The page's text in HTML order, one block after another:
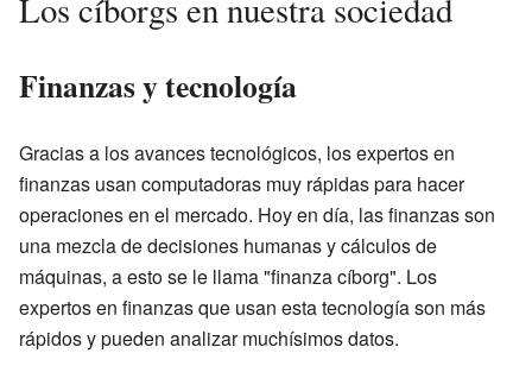
Los cíborgs en nuestra sociedad
Finanzas y tecnología
Gracias a los avances tecnológicos, los expertos en
finanzas usan computadoras muy rápidas para hacer
operaciones en el mercado. Hoy en día, las finanzas son
una mezcla de decisiones humanas y cálculos de
máquinas, a esto se le llama "finanza cíborg". Los
expertos en finanzas que usan esta tecnología son más
rápidos y pueden analizar muchísimos datos.